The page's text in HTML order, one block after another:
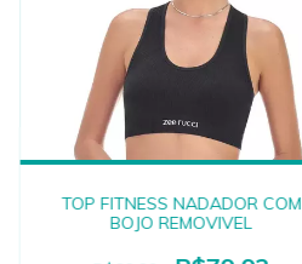
TOP FITNESS NADADOR COM
BOJO REMOVIVEL